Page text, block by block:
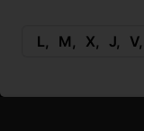
L M X J V